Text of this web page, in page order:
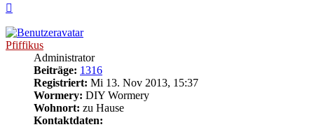
Pfiffikus
Administrator
Beiträge: 1316
Registriert: Mi 13. Nov 2013, 15:37
Wormery: DIY Wormery
Wohnort: zu Hause
Kontaktdaten: